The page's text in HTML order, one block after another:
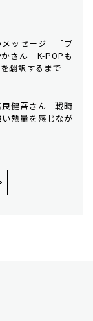
メッセージ 「ブ
かさん K-POPも
翻訳するまで
良健吾さん 戦時
熱量を感じなが